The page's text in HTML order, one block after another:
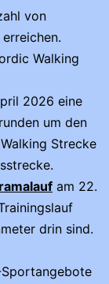
von
erreichen.
Walking
2026 eine
um den
Strecke
am 22.
drin sind.
Sportangebote